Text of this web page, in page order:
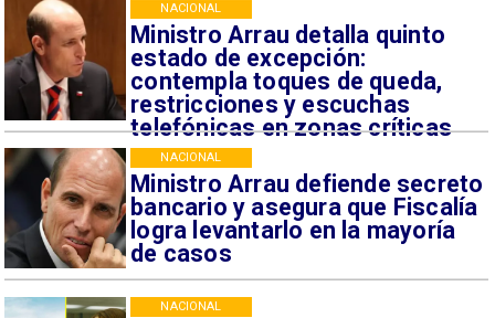
Ministro Arrau detalla quinto
estado de excepción:
contempla toques de queda,
restricciones y escuchas
telefónicas en zonas críticas
NACIONAL
Ministro Arrau defiende secreto
bancario y asegura que Fiscalía
logra levantarlo en la mayoría
de casos
NACIONAL
NACIONAL